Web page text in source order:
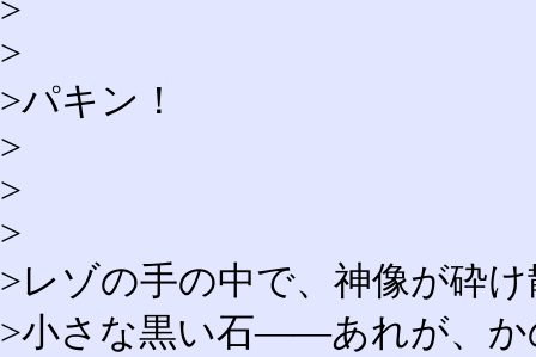
>
>
>パキン！
>
>
>
>レゾの手の中で、神像が砕
>小さな黒い石――あれが、か